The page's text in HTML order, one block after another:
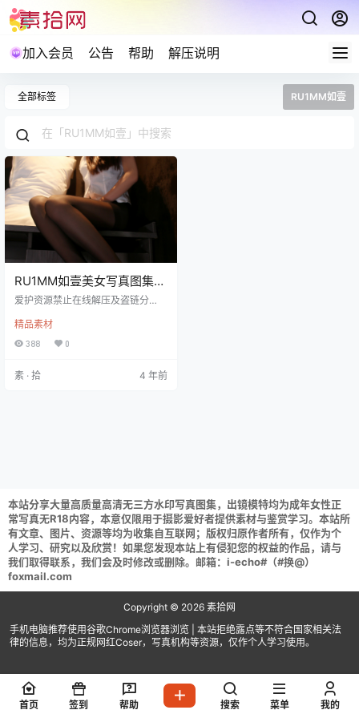
加入会员 公告 帮助 解压说明
全部标签 RU1MM如壹
RU1MM如壹美女写真图集打
包下载13041P 30GB
爱护资源禁止在线解压及盗链分
也禁止在线解压。 本合集包含写真0
01-331 视频001-223 稀有VIP套图
(tar格式直接解压) 解压攻略：资源
精品素材
388 0
素 · 拾 4 年前
本站分享大量高质量高清无三方水印写真图集，出镜模特均为成年女性正
常写真无R18内容，本意仅限用于摄影爱好者提供素材与鉴赏学习。本站所
有文章、图片、资源等均为收集自互联网；版权归原作者所有，仅作为个
人学习、研究以及欣赏！如果您发现本站上有侵犯您的权益的作品，请与
我们取得联系，我们会及时修改或删除。邮箱：i-echo#（#换@）
foxmail.com
Copyright © 2026 素拾网
手机电脑推荐使用谷歌Chrome浏览器浏览 | 本站拒绝露点等不符合国家相关法
律的信息，均为正规网红Coser，写真机构等资源，仅作个人学习使用。
首页 签到 帮助 搜索 菜单 我的